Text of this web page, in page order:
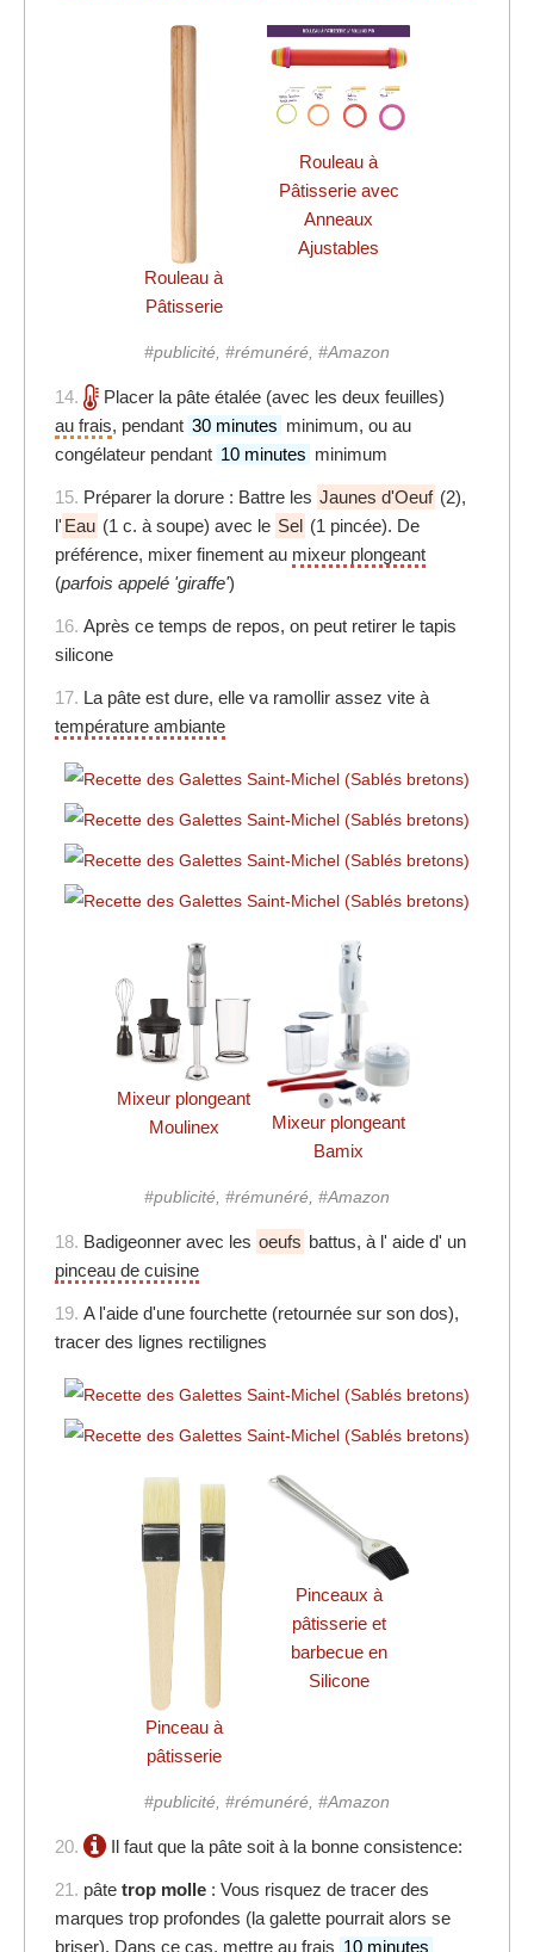
Rouleau à
Pâtisserie
Rouleau à
Pâtisserie avec
Anneaux
Ajustables
#publicité, #rémunéré, #Amazon
14.
Placer la pâte étalée (avec les deux feuilles)
au frais, pendant 30 minutes minimum, ou au
congélateur pendant 10 minutes minimum
15. Préparer la dorure : Battre les Jaunes d'Oeuf (2),
l' Eau (1 c. à soupe) avec le Sel (1 pincée). De
préférence, mixer finement au mixeur plongeant
(parfois appelé 'giraffe')
16. Après ce temps de repos, on peut retirer le tapis
silicone
17. La pâte est dure, elle va ramollir assez vite à
température ambiante
Mixeur plongeant
Moulinex
Mixeur plongeant
Bamix
#publicité, #rémunéré, #Amazon
18. Badigeonner avec les oeufs battus, à l' aide d' un
pinceau de cuisine
19. A l'aide d'une fourchette (retournée sur son dos),
tracer des lignes rectilignes
Pinceau à
pâtisserie
Pinceaux à
pâtisserie et
barbecue en
Silicone
#publicité, #rémunéré, #Amazon
20. Il faut que la pâte soit à la bonne consistence:
21. pâte trop molle : Vous risquez de tracer des
marques trop profondes (la galette pourrait alors se
briser). Dans ce cas, mettre au frais 10 minutes